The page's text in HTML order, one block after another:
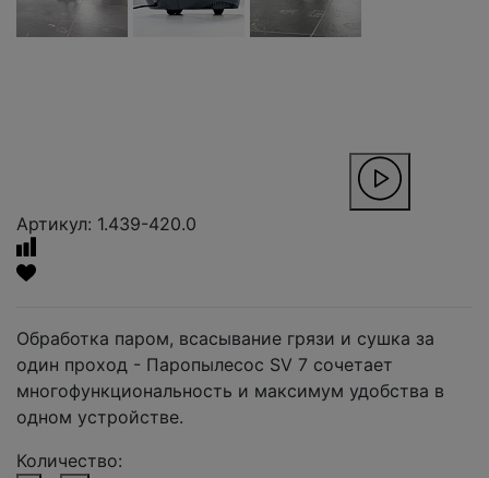
Артикул: 1.439-420.0
Обработка паром, всасывание грязи и сушка за
один проход - Паропылесос SV 7 сочетает
многофункциональность и максимум удобства в
одном устройстве.
Количество: